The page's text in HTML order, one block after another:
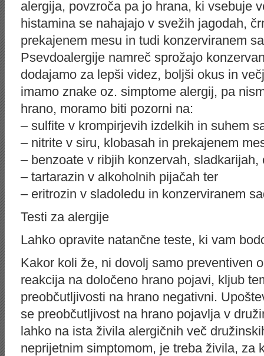
alergija, povzroča pa jo hrana, ki vsebuje
histamina se nahajajo v svežih jagodah,
prekajenem mesu in tudi konzerviranem
Psevdoalergije namreč sprožajo
dodajamo za lepši videz, boljši okus in
imamo znake oz. simptome alergij, pa
hrano, moramo biti pozorni na:
– sulfite v krompirjevih izdelkih in suhem
– nitrite v siru, klobasah in prekajenem
– benzoate v ribjih konzervah, sladkarijah,
– tartarazin v alkoholnih pijačah ter
– eritrozin v sladoledu in konzerviranem
Testi za alergije
Lahko opravite natančne teste, ki vam
Kakor koli že, ni dovolj samo preventiven
reakcija na določeno hrano pojavi, kljub
preobčutljivosti na hrano negativni.
se preobčutljivost na hrano pojavlja v
lahko na ista živila alergičnih več
neprijetnim simptomom, je treba živila, za